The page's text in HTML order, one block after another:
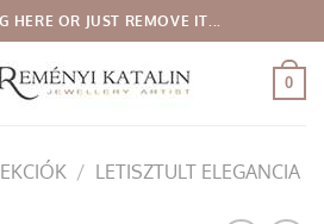
HERE OR JUST REMOVE IT...
0
/ LETISZTULT ELEGANCIA